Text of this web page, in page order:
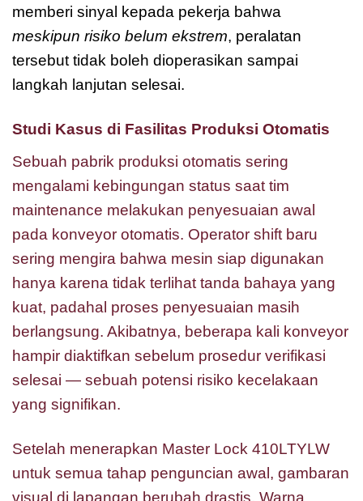
memberi sinyal kepada pekerja bahwa
meskipun risiko belum ekstrem, peralatan
tersebut tidak boleh dioperasikan sampai
langkah lanjutan selesai.
Studi Kasus di Fasilitas Produksi Otomatis
Sebuah pabrik produksi otomatis sering
mengalami kebingungan status saat tim
maintenance melakukan penyesuaian awal
pada konveyor otomatis. Operator shift baru
sering mengira bahwa mesin siap digunakan
hanya karena tidak terlihat tanda bahaya yang
kuat, padahal proses penyesuaian masih
berlangsung. Akibatnya, beberapa kali konveyor
hampir diaktifkan sebelum prosedur verifikasi
selesai — sebuah potensi risiko kecelakaan
yang signifikan.
Setelah menerapkan Master Lock 410LTYLW
untuk semua tahap penguncian awal, gambaran
visual di lapangan berubah drastis. Warna